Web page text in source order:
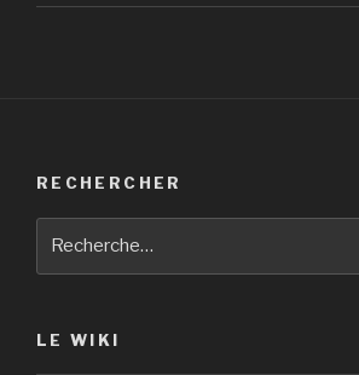
RECHERCHER
LE WIKI